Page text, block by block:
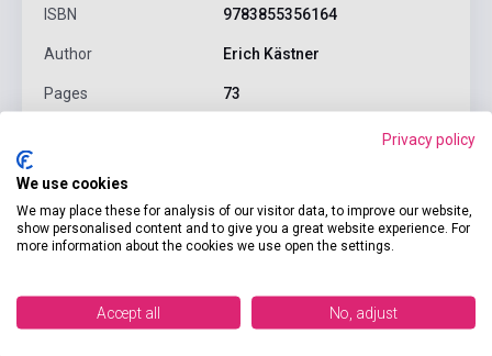
ISBN 9783855356164
Author Erich Kästner
Pages 73
Publisher
Date of publication 2018
Format Book
Language German
Privacy policy
We use cookies
We may place these for analysis of our visitor data, to improve our website,
show personalised content and to give you a great website experience. For
more information about the cookies we use open the settings.
Accept all No, adjust